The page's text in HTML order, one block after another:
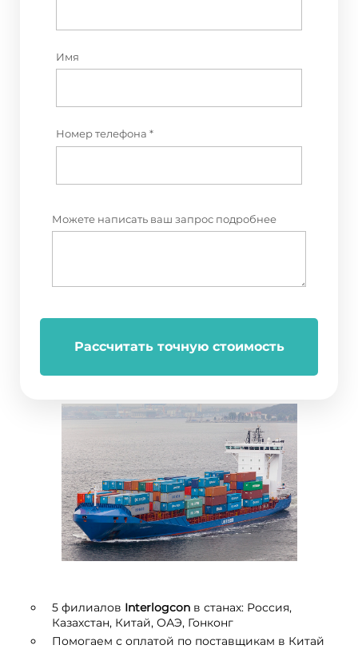
Имя
Номер телефона *
Можете написать ваш запрос подробнее
Рассчитать точную стоимость
5 филиалов Interlogcon в станах: Россия,
Казахстан, Китай, ОАЭ, Гонконг
Помогаем с оплатой по поставщикам в Китай